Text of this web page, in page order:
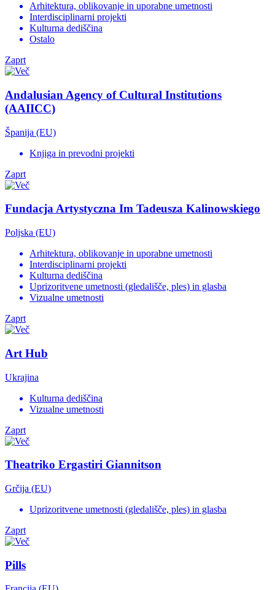
Arhitektura, oblikovanje in uporabne umetnosti
Interdisciplinarni projekti
Kulturna dediščina
Ostalo
Zaprt
Andalusian Agency of Cultural Institutions
(AAIICC)
Španija (EU)
Knjiga in prevodni projekti
Zaprt
Fundacja Artystyczna Im Tadeusza Kalinowskiego
Poljska (EU)
Arhitektura, oblikovanje in uporabne umetnosti
Interdisciplinarni projekti
Kulturna dediščina
Uprizoritvene umetnosti (gledališče, ples) in glasba
Vizualne umetnosti
Zaprt
Art Hub
Ukrajina
Kulturna dediščina
Vizualne umetnosti
Zaprt
Theatriko Ergastiri Giannitson
Grčija (EU)
Uprizoritvene umetnosti (gledališče, ples) in glasba
Zaprt
Pills